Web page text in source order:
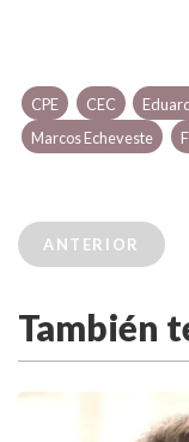
CPE CEC
Marcos Echeveste
ANTERIOR
También